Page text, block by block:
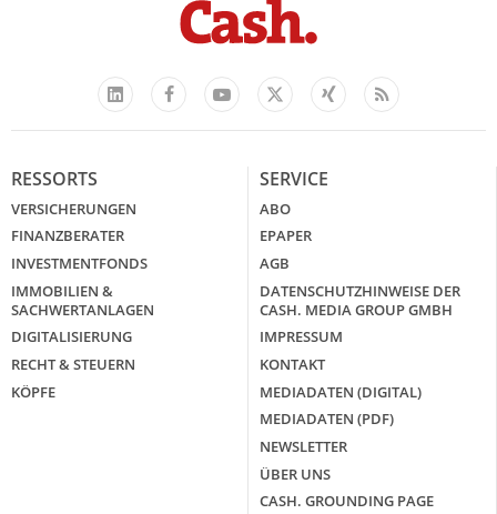
LinkedIn
FacebookYouTube
X
Xing Feed
RESSORTS
VERSICHERUNGEN
FINANZBERATER
INVESTMENTFONDS
IMMOBILIEN &
SACHWERTANLAGEN
DIGITALISIERUNG
RECHT & STEUERN
KÖPFE
SERVICE
ABO
EPAPER
AGB
DATENSCHUTZHINWEISE DER
CASH. MEDIA GROUP GMBH
IMPRESSUM
KONTAKT
MEDIADATEN (DIGITAL)
MEDIADATEN (PDF)
NEWSLETTER
ÜBER UNS
CASH. GROUNDING PAGE